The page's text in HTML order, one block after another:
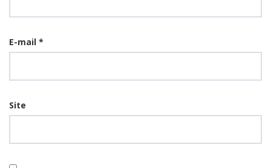
E-mail *
Site